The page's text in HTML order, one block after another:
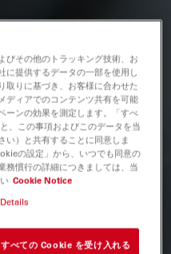
びその他のトラッキング技術、お
に提供するデータの一部を使用し
取りに基づき、お客様に合わせた
ディアでのコンテンツ共有を可能
ーンの効果を測定します。「すべ
、この事項およびこのデータを当
い）と共有することに同意しま
の設定」から、いつでも同意の
務慣行の詳細につきましては、当
Cookie Notice
すべての Cookie を受け入れる